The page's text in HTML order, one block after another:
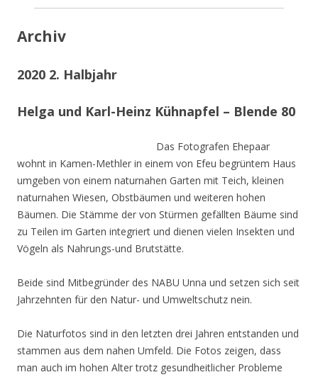
Archiv
2020 2. Halbjahr
Helga und Karl-Heinz Kühnapfel – Blende 80
Das Fotografen Ehepaar
wohnt in Kamen-Methler in einem von Efeu begrüntem Haus
umgeben von einem naturnahen Garten mit Teich, kleinen
naturnahen Wiesen, Obstbäumen und weiteren hohen
Bäumen. Die Stämme der von Stürmen gefällten Bäume sind
zu Teilen im Garten integriert und dienen vielen Insekten und
Vögeln als Nahrungs-und Brutstätte.
Beide sind Mitbegründer des NABU Unna und setzen sich seit
Jahrzehnten für den Natur- und Umweltschutz nein.
Die Naturfotos sind in den letzten drei Jahren entstanden und
stammen aus dem nahen Umfeld. Die Fotos zeigen, dass
man auch im hohen Alter trotz gesundheitlicher Probleme